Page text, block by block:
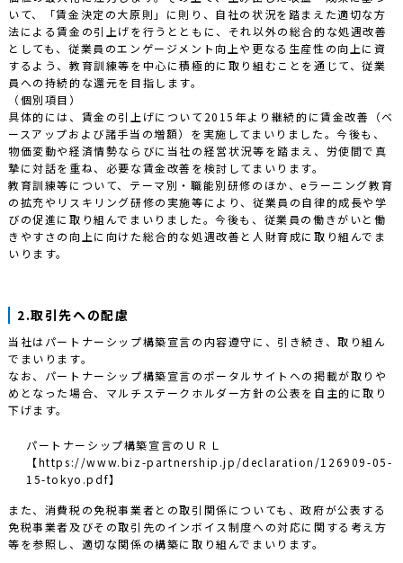
いて、「賃金決定の大原則」に則り、自社の状況を踏まえた適切な方
法による賃金の引上げを行うとともに、それ以外の総合的な処遇改善
としても、従業員のエンゲージメント向上や更なる生産性の向上に資
するよう、教育訓練等を中心に積極的に取り組むことを通じて、従業
員への持続的な還元を目指します。
（個別項目）
具体的には、賃金の引上げについて2015年より継続的に賃金改善（ベ
ースアップおよび諸手当の増額）を実施してまいりました。今後も、
物価変動や経済情勢ならびに当社の経営状況等を踏まえ、労使間で真
摯に対話を重ね、必要な賃金改善を検討してまいります。
教育訓練等について、テーマ別・職能別研修のほか、eラーニング教育
の拡充やリスキリング研修の実施等により、従業員の自律的成長や学
びの促進に取り組んでまいりました。今後も、従業員の働きがいと働
きやすさの向上に向けた総合的な処遇改善と人財育成に取り組んでま
いります。
2.取引先への配慮
当社はパートナーシップ構築宣言の内容遵守に、引き続き、取り組ん
でまいります。
なお、パートナーシップ構築宣言のポータルサイトへの掲載が取りや
めとなった場合、マルチステークホルダー方針の公表を自主的に取り
下げます。
パートナーシップ構築宣言のＵＲＬ
【https://www.biz-partnership.jp/declaration/126909-05-
15-tokyo.pdf】
また、消費税の免税事業者との取引関係についても、政府が公表する
免税事業者及びその取引先のインボイス制度への対応に関する考え方
等を参照し、適切な関係の構築に取り組んでまいります。